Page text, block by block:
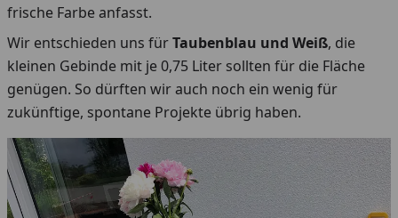
frische Farbe anfasst.
Wir entschieden uns fürTaubenblau und Weiß, die
kleinen Gebinde mit je 0,75 Liter sollten für die Fläche
genügen. So dürften wir auch noch ein wenig für
zukünftige, spontane Projekte übrig haben.